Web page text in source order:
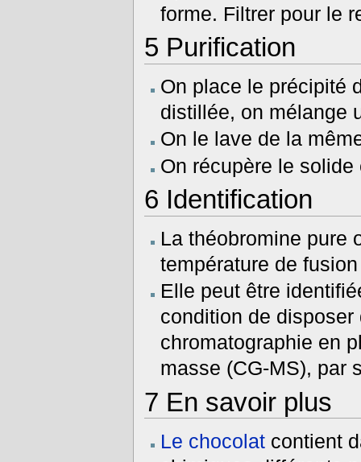
forme. Filtrer pour le
5 Purification
On place le précipité
distillée, on mélange
On le lave de la
On récupère le
6 Identification
La théobromine pure
température de
Elle peut être
condition de
chromatographie en
masse (CG-MS), par
7 En savoir plus
Le chocolat contient